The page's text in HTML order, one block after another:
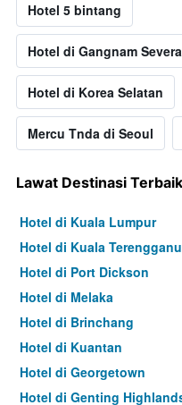
Hotel 5 bintang
Hotel di Gangnam
Hotel di Korea Selatan
Mercu Tnda di Seoul
Lawat Destinasi Terbaik
Hotel di Kuala Lumpur
Hotel di Kuala Terengganu
Hotel di Port Dickson
Hotel di Melaka
Hotel di Brinchang
Hotel di Kuantan
Hotel di Georgetown
Hotel di Genting